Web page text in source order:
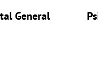
General